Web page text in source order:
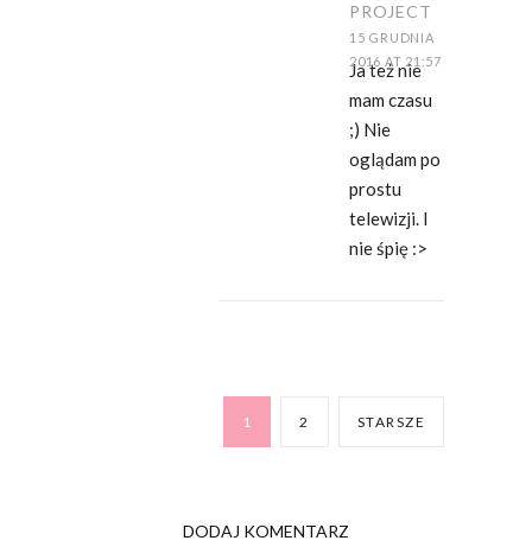
PROJECT
15 GRUDNIA
2016 AT 21:57
Ja też nie
mam czasu
;) Nie
oglądam po
prostu
telewizji. I
nie śpię :>
1 2 STARSZE
DODAJ KOMENTARZ